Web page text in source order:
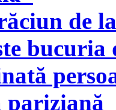
de
pariziană